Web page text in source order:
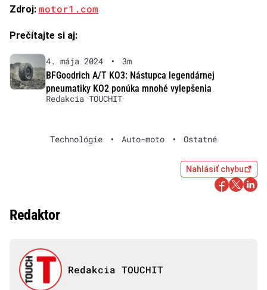
Zdroj: motor1.com
Prečítajte si aj:
4. mája 2024 •
3m
BFGoodrich A/T KO3: Nástupca legendárnej
pneumatiky KO2 ponúka mnohé vylepšenia
Redakcia TOUCHIT
Technológie • Auto-moto • Ostatné
Nahlásiť chybu
Redaktor
Redakcia TOUCHIT